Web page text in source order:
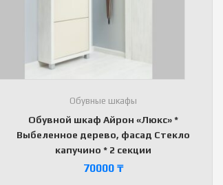
Обувные шкафы
Обувной шкаф Айрон «Люкс» *
Выбеленное дерево, фасад Стекло
капучино * 2 секции
70000 ₸